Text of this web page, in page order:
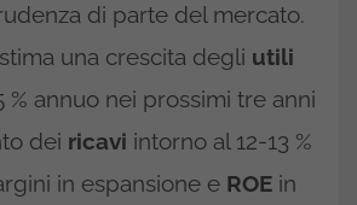
di parte del mercato.
una crescita degli utili
% annuo nei prossimi tre anni
dei ricavi intorno al 12-13 %
in espansione e ROE in